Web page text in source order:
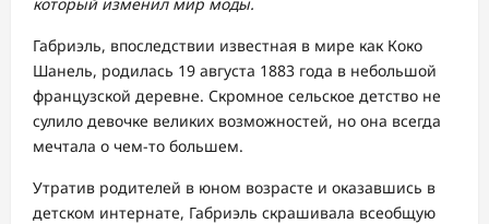
Габриэль, впоследствии известная в мире как Коко
Шанель, родилась 19 августа 1883 года в небольшой
французской деревне. Скромное сельское детство не
сулило девочке великих возможностей, но она всегда
мечтала о чем-то большем.
Утратив родителей в юном возрасте и оказавшись в
детском интернате, Габриэль скрашивала всеобщую